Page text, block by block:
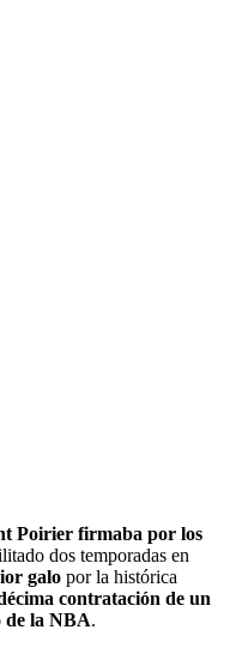
Poirier firmaba por los
dos temporadas en
galo por la histórica
contratación de un
de la NBA.